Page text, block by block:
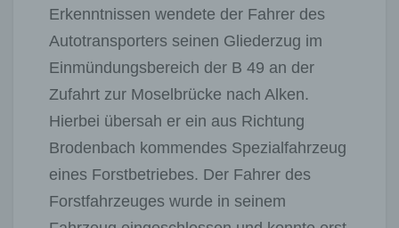
Erkenntnissen wendete der Fahrer des
Autotransporters seinen Gliederzug im
Einmündungsbereich der B 49 an der
Zufahrt zur Moselbrücke nach Alken.
Hierbei übersah er ein aus Richtung
Brodenbach kommendes Spezialfahrzeug
eines Forstbetriebes. Der Fahrer des
Forstfahrzeuges wurde in seinem